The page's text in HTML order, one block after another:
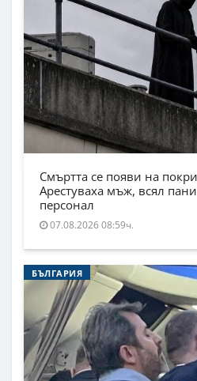
Смъртта се появи на
Арестуваха мъж, всял
персонал
07.08.2026 08:59ч.
БЪЛГАРИЯ